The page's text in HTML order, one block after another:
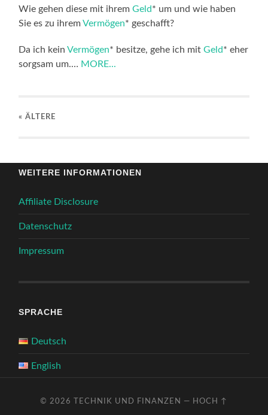
Wie gehen diese mit ihremGeld* um und wie haben
Sie es zu ihremVermögen* geschafft?
Da ich keinVermögen* besitze, gehe ich mitGeld* eher
sorgsam um.… MORE...
« ÄLTERE
WEITERE INFORMATIONEN
Affiliate Disclosure
Datenschutz
Impressum
SPRACHE
Deutsch
English
© 2026 TECHNIK UND FINANZEN — HOCH ↑